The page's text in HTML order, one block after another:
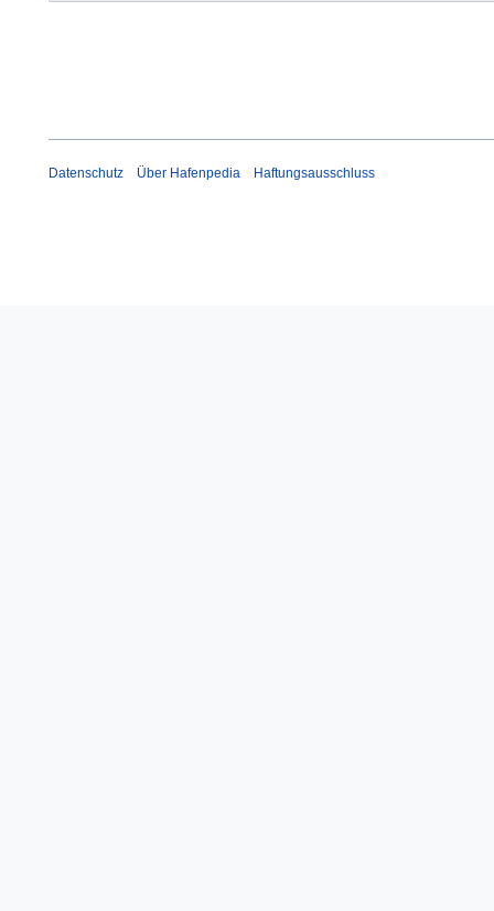
Datenschutz Über Hafenpedia Haftungsausschluss